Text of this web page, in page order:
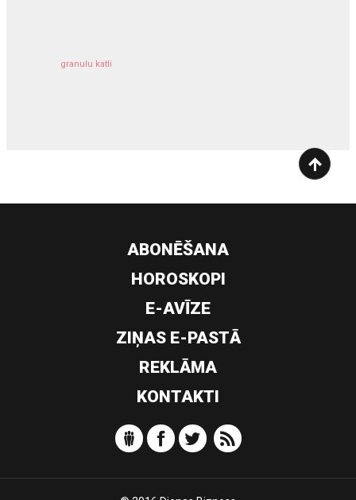
granulu katli
ABONĒŠANA
HOROSKOPI
E-AVĪZE
ZIŅAS E-PASTĀ
REKLĀMA
KONTAKTI